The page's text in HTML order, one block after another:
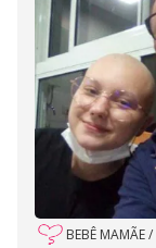
BEBÊ MAMÃE/